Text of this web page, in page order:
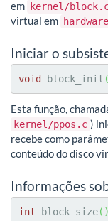
em
kernel/
virtual em
Iniciar o
void block_init (
Esta função,
kernel/ppos.c )
recebe como
conteúdo do disco
Informações
int block_size( )